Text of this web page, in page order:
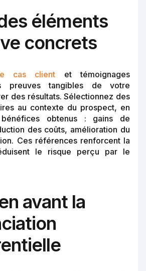
éléments
concrets
cas client et témoignages
preuves tangibles de votre
des résultats. Sélectionnez des
au contexte du prospect, en
obtenus : gains de
des coûts, amélioration du
Ces références renforcent la
le risque perçu par le
avant la